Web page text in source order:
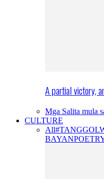
A partial victory,
Mga Salita mula
CULTURE
All
BAYAN